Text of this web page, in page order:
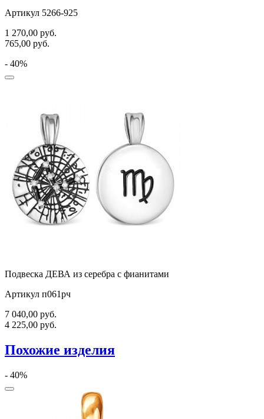
Артикул 5266-925
1 270,00 руб.
765,00 руб.
- 40%
Подвеска ДЕВА из серебра с фианитами
Артикул п061рч
7 040,00 руб.
4 225,00 руб.
Похожие изделия
- 40%